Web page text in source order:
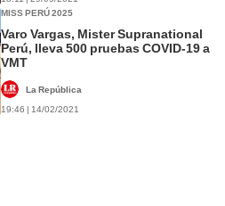
MISS PERÚ 2025
Varo Vargas, Mister Supranational
Perú, lleva 500 pruebas COVID-19 a
VMT
La República
19:46 | 14/02/2021